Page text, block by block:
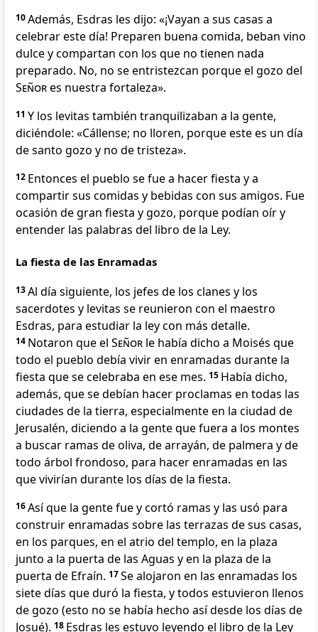
10Además, Esdras les dijo: «¡Vayan a sus casas a
celebrar este día! Preparen buena comida, beban vino
dulce y compartan con los que no tienen nada
preparado. No, no se entristezcan porque el gozo del
Señores nuestra fortaleza».
11 Y los levitas también tranquilizaban a la gente,
diciéndole: «Cállense; no lloren, porque este es un día
de santo gozo y no de tristeza».
12 Entonces el pueblo se fue a hacer fiesta y a
compartir sus comidas y bebidas con sus amigos. Fue
ocasión de gran fiesta y gozo, porque podían oír y
entender las palabras del libro de la Ley.
La fiesta de las Enramadas
13Al día siguiente, los jefes de los clanes y los
sacerdotes y levitas se reunieron con el maestro
Esdras, para estudiar la ley con más detalle.
14 Notaron que el Señor le había dicho a Moisés que
todo el pueblo debía vivir en enramadas durante la
fiesta que se celebraba en ese mes. 15 Había dicho,
además, que se debían hacer proclamas en todas las
ciudades de la tierra, especialmente en la ciudad de
Jerusalén, diciendo a la gente que fuera a los montes
a buscar ramas de oliva, de arrayán, de palmera y de
todo árbol frondoso, para hacer enramadas en las
que vivirían durante los días de la fiesta.
16Así que la gente fue y cortó ramas y las usó para
construir enramadas sobre las terrazas de sus casas,
en los parques, en el atrio del templo, en la plaza
junto a la puerta de las Aguas y en la plaza de la
puerta de Efraín. 17Se alojaron en las enramadas los
siete días que duró la fiesta, y todos estuvieron llenos
de gozo (esto no se había hecho así desde los días de
Josué). 18 Esdras les estuvo leyendo el libro de la Ley